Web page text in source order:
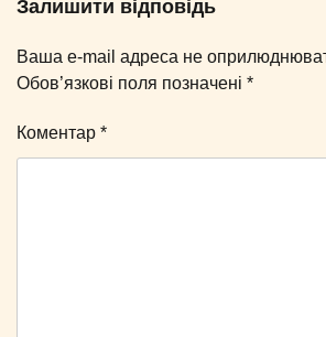
Залишити відповідь
Ваша e-mail адреса не
Обов’язкові поля позначені *
Коментар *